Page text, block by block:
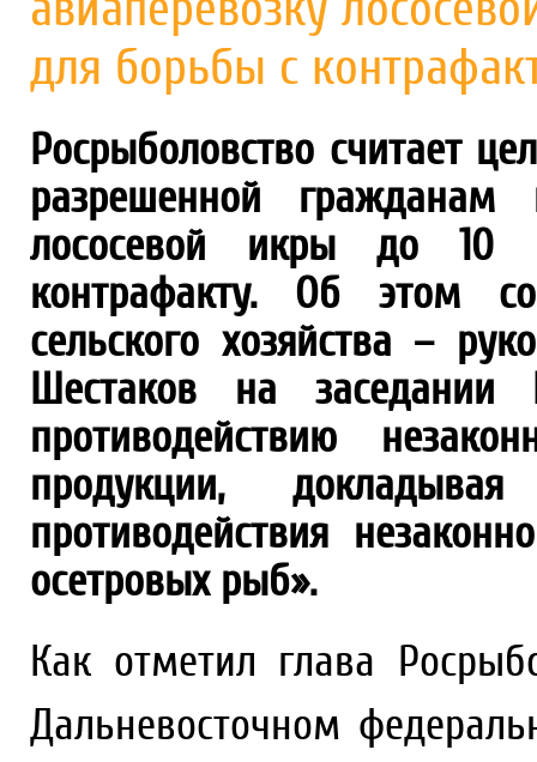
для борьбы с
Росрыболовство считает
разрешенной гражданам
лососевой икры до 10
контрафакту. Об этом
сельского хозяйства –
Шестаков на заседании
противодействию
продукции,
противодействия
осетровых рыб».
Как отметил глава
Дальневосточном